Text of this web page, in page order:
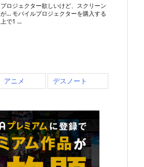
プロジェクター欲しいけど、スクリーン
が… モバイルプロジェクターを購入する
上で1 ...
アニメ デスノート